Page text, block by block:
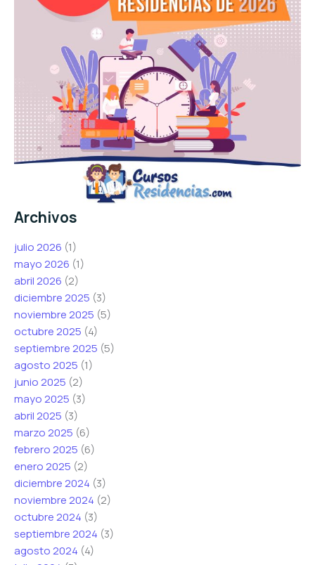
Archivos
julio 2026 (1)
mayo 2026 (1)
abril 2026 (2)
diciembre 2025 (3)
noviembre 2025 (5)
octubre 2025 (4)
septiembre 2025 (5)
agosto 2025 (1)
junio 2025 (2)
mayo 2025 (3)
abril 2025 (3)
marzo 2025 (6)
febrero 2025 (6)
enero 2025 (2)
diciembre 2024 (3)
noviembre 2024 (2)
octubre 2024 (3)
septiembre 2024 (3)
agosto 2024 (4)